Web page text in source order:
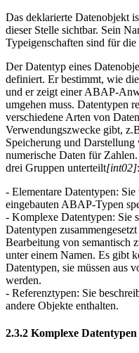
Das deklarierte Datenobjekt
dieser Stelle sichtbar. Sein
Typeigenschaften sind für
Der Datentyp eines
definiert. Er bestimmt, wie
und er zeigt einer ABAP-
umgehen muss. Datentypen
verschiedene Arten von
Verwendungszwecke gibt,
Speicherung und
numerische Daten für
drei Gruppen unterteilt[int02]:
- Elementare Datentypen:
eingebauten ABAP-Typen
- Komplexe Datentypen: Sie
Datentypen
Bearbeitung von semantisch
unter einem Namen. Es gibt
Datentypen, sie müssen aus
werden.
- Referenztypen: Sie
andere Objekte enthalten.
2.3.2 Komplexe Datentypen